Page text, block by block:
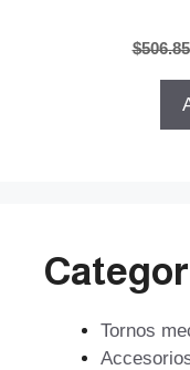
$
Tornos